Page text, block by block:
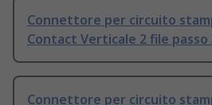
Connettore per circuito
Contact Verticale 2 file passo
Connettore per circuito